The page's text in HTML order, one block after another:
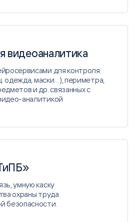
видеоаналитика
для контроля:
одежда, маски…), периметра,
и др. связанных с
аналитикой
умную каску
охраны труда
безопасности.